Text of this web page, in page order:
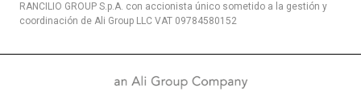
RANCILIO GROUP S.p.A. con accionista único sometido a la gestión y
coordinación de Ali Group LLC VAT 09784580152